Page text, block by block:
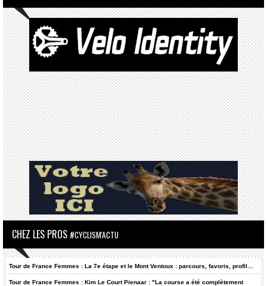
CHEZ LES PROS #CYCLISM'ACTU
Tour de France Femmes : La 7e étape et le Mont Ventoux : parcours, favoris, profil…
Tour de France Femmes : Kim Le Court Pienaar : "La course a été complètement